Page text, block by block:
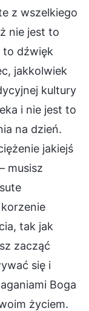
z wszelkiego
nie jest to
to dźwięk
jakkolwiek
kultury
i nie jest to
na dzień.
jakiejś
musisz
tak jak
zacząć
się i
Boga
życiem.